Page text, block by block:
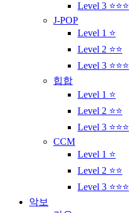
Level 3 ⭐⭐⭐
J-POP
Level 1 ⭐
Level 2 ⭐⭐
Level 3 ⭐⭐⭐
힙합
Level 1 ⭐
Level 2 ⭐⭐
Level 3 ⭐⭐⭐
CCM
Level 1 ⭐
Level 2 ⭐⭐
Level 3 ⭐⭐⭐
악보